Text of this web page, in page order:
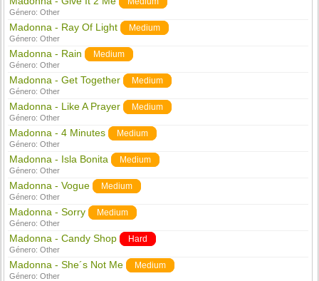
Género:Other
Madonna - Ray Of Light Medium
Género:Other
Madonna - Rain Medium
Género:Other
Madonna - Get Together Medium
Género:Other
Madonna - Like A Prayer Medium
Género:Other
Madonna - 4 Minutes Medium
Género:Other
Madonna - Isla Bonita Medium
Género:Other
Madonna - Vogue Medium
Género:Other
Madonna - Sorry Medium
Género:Other
Madonna - Candy Shop Hard
Género:Other
Madonna - She´s Not Me Medium
Género:Other